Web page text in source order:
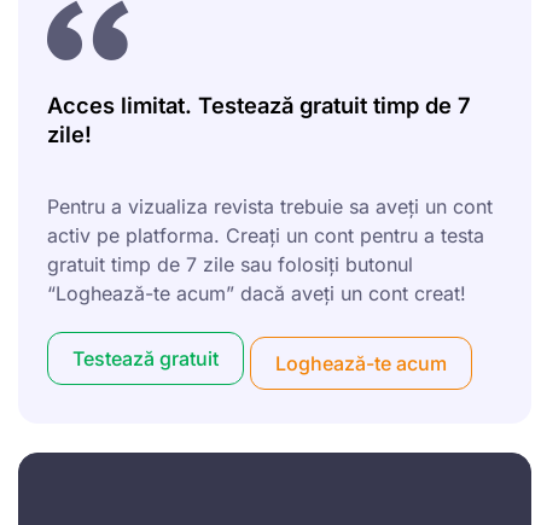
Acces limitat. Testează gratuit timp de 7
zile!
Pentru a vizualiza revista trebuie sa aveți un cont
activ pe platforma. Creați un cont pentru a testa
gratuit timp de 7 zile sau folosiți butonul
“Loghează-te acum” dacă aveți un cont creat!
Testează gratuit Loghează-te acum